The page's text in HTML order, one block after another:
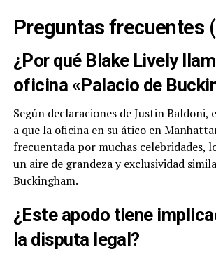
Preguntas frecuentes
¿Por qué Blake Lively
oficina «Palacio de
Según declaraciones de Justin Baldoni,
a que la oficina en su ático en
frecuentada por muchas celebridades,
un aire de grandeza y exclusividad
Buckingham.
¿Este apodo tiene
la disputa legal?